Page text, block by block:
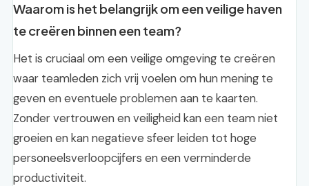
Waarom is het belangrijk om een veilige haven
te creëren binnen een team?
Het is cruciaal om een veilige omgeving te creëren
waar teamleden zich vrij voelen om hun mening te
geven en eventuele problemen aan te kaarten.
Zonder vertrouwen en veiligheid kan een team niet
groeien en kan negatieve sfeer leiden tot hoge
personeelsverloopcijfers en een verminderde
productiviteit.